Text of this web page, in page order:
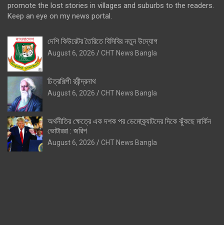
promote the lost stories in villages and suburbs to the readers.
Keep an eye on my news portal.
দেশি কিউরেটর তৈরিতে বিসিবির নতুন উদ্যোগ
August 6, 2026 CHT News Bangla
চিত্রশিল্পী রবীন্দ্রনাথ
August 6, 2026 CHT News Bangla
অর্থনীতির ক্ষেত্রে এক দশক পর ডেমোক্র্যাটদের দিকে ঝুঁকছে মার্কিন
ভোটাররা : জরিপ
August 6, 2026 CHT News Bangla